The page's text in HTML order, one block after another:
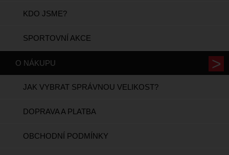
KDO JSME?
SPORTOVNÍ AKCE
O NÁKUPU
JAK VYBRAT SPRÁVNOU VELIKOST?
DOPRAVA A PLATBA
OBCHODNÍ PODMÍNKY